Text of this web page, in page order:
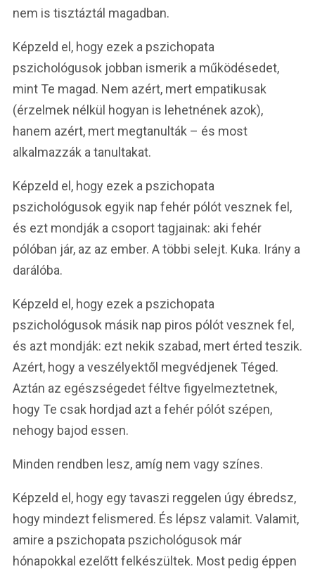
nem is tisztáztál magadban.
Képzeld el, hogy ezek a pszichopata
pszichológusok jobban ismerik a működésedet,
mint Te magad. Nem azért, mert empatikusak
(érzelmek nélkül hogyan is lehetnének azok),
hanem azért, mert megtanulták – és most
alkalmazzák a tanultakat.
Képzeld el, hogy ezek a pszichopata
pszichológusok egyik nap fehér pólót vesznek fel,
és ezt mondják a csoport tagjainak: aki fehér
pólóban jár, az az ember. A többi selejt. Kuka. Irány a
darálóba.
Képzeld el, hogy ezek a pszichopata
pszichológusok másik nap piros pólót vesznek fel,
és azt mondják: ezt nekik szabad, mert érted teszik.
Azért, hogy a veszélyektől megvédjenek Téged.
Aztán az egészségedet féltve figyelmeztetnek,
hogy Te csak hordjad azt a fehér pólót szépen,
nehogy bajod essen.
Minden rendben lesz, amíg nem vagy színes.
Képzeld el, hogy egy tavaszi reggelen úgy ébredsz,
hogy mindezt felismered. És lépsz valamit. Valamit,
amire a pszichopata pszichológusok már
hónapokkal ezelőtt felkészültek. Most pedig éppen